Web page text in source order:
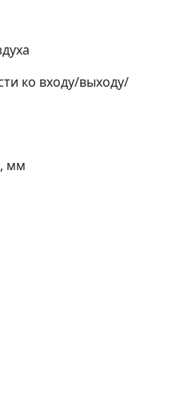
ко входу/выходу/
мм